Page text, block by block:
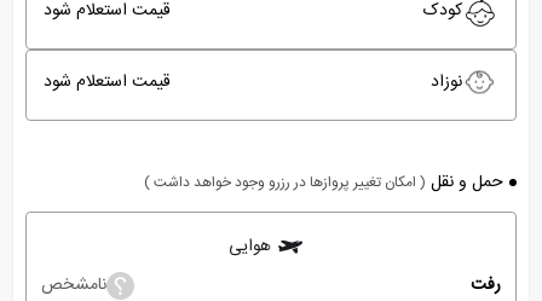
کودک قیمت استعلام شود
نوزاد قیمت استعلام شود
حمل و نقل ( امکان تغییر پروازها در رزرو وجود خواهد داشت )
هوایی
رفت
نامشخص